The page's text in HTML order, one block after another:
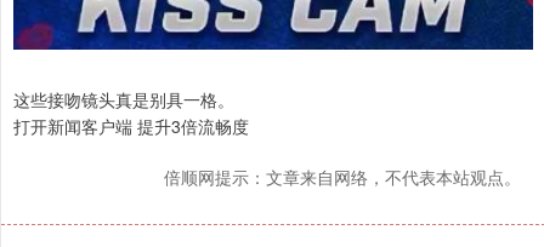
这些接吻镜头真是别具一格。
打开新闻客户端 提升3倍流畅度
倍顺网提示：文章来自网络，不代表本站观点。